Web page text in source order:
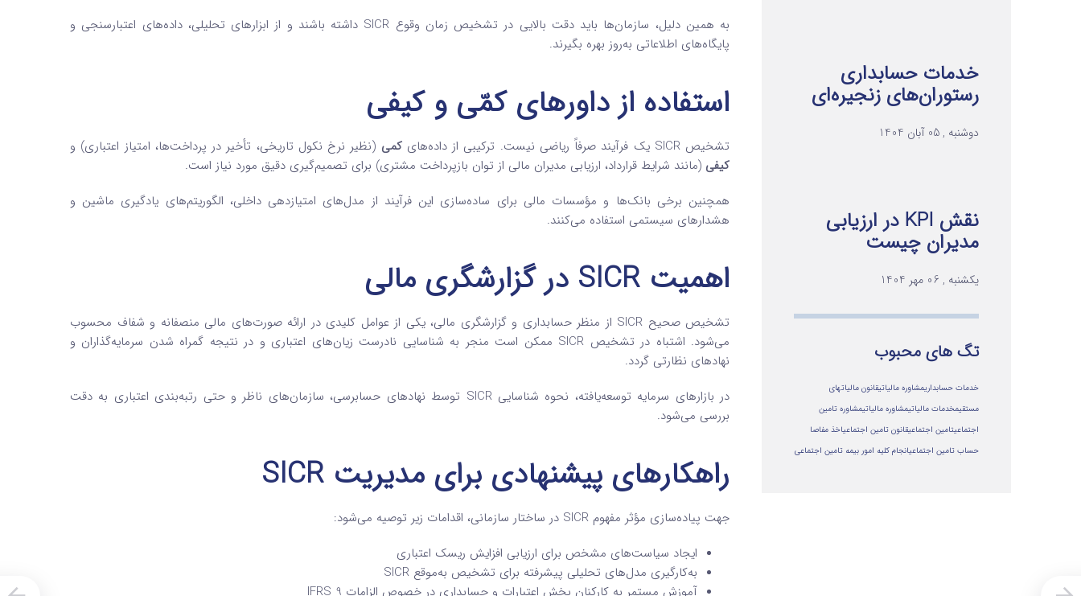
به همین دلیل، سازمان‌ها باید دقت بالایی در تشخیص زمان وقوع SICR داشته باشند و از ابزارهای تحلیلی، داده‌های اعتبارسنجی و
پایگاه‌های اطلاعاتی به‌روز بهره بگیرند.
استفاده از داورهای کمّی و کیفی
تشخیص SICR یک فرآیند صرفاً ریاضی نیست. ترکیبی از داده‌های کمی (نظیر نرخ نکول تاریخی، تأخیر در پرداخت‌ها، امتیاز اعتباری) و
کیفی (مانند شرایط قرارداد، ارزیابی مدیران مالی از توان بازپرداخت مشتری) برای تصمیم‌گیری دقیق مورد نیاز است.
همچنین برخی بانک‌ها و مؤسسات مالی برای ساده‌سازی این فرآیند از مدل‌های امتیازدهی داخلی، الگوریتم‌های یادگیری ماشین و
هشدارهای سیستمی استفاده می‌کنند.
اهمیت SICR در گزارشگری مالی
تشخیص صحیح SICR از منظر حسابداری و گزارشگری مالی، یکی از عوامل کلیدی در ارائه صورت‌های مالی منصفانه و شفاف محسوب
می‌شود. اشتباه در تشخیص SICR ممکن است منجر به شناسایی نادرست زیان‌های اعتباری و در نتیجه گمراه شدن سرمایه‌گذاران و
نهادهای نظارتی گردد.
در بازارهای سرمایه توسعه‌یافته، نحوه شناسایی SICR توسط نهادهای حسابرسی، سازمان‌های ناظر و حتی رتبه‌بندی اعتباری به دقت
بررسی می‌شود.
راهکارهای پیشنهادی برای مدیریت SICR
جهت پیاده‌سازی مؤثر مفهوم SICR در ساختار سازمانی، اقدامات زیر توصیه می‌شود:
ایجاد سیاست‌های مشخص برای ارزیابی افزایش ریسک اعتباری
به‌کارگیری مدل‌های تحلیلی پیشرفته برای تشخیص به‌موقع SICR
آموزش مستمر به کارکنان بخش اعتبارات و حسابداری در خصوص الزامات IFRS 9
خدمات حسابداری
رستوران‌های زنجیره‌ای
دوشنبه , 05 آبان 1404
نقش KPI در ارزیابی
مدیران چیست
یکشنبه , 06 مهر 1404
تگ های محبوب
خدمات حسابداریمشاوره مالیاتیقانون مالیاتهای
مستقیمخدمات مالیاتیمشاوره مالياتيمشاوره تامین
اجتماعیتامین اجتماعیقانون تامین اجتماعیاخذ مفاصا
حساب تامین اجتماعیانجام کلیه امور بیمه تامین اجتماعی